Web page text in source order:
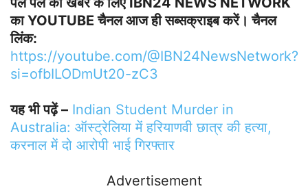
का YOUTUBE चैनल आज ही सब्सक्राइब करें। चैनल
लिंक:
https://youtube.com/@IBN24NewsNetwork?
si=ofbILODmUt20-zC3
यह भी पढ़ें – Indian Student Murder in
Australia: ऑस्ट्रेलिया में हरियाणवी छात्र की हत्या,
करनाल में दो आरोपी भाई गिरफ्तार
Advertisement